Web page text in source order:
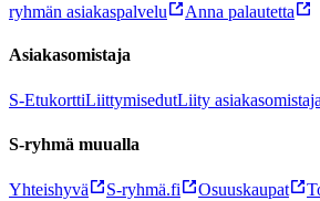
ryhmän asiakaspalvelu
Anna palautetta
Asiakasomistaja
S-EtukorttiLiittymisedutLiity
S-ryhmä muualla
Yhteishyvä S-ryhmä.fi Osuuskaupat